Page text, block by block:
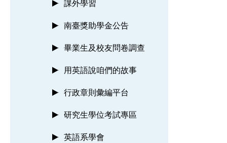
課外學習
南臺獎助學金公告
畢業生及校友問卷調查
用英語說咱們的故事
行政章則彙編平台
研究生學位考試專區
英語系學會